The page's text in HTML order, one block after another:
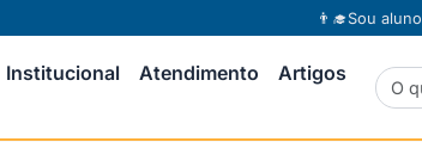
👨‍🎓Sou aluno
Institucional Atendimento Artigos